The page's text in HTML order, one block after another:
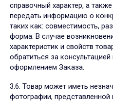
справочный характер, а
передать информацию о
таких как: совместимость,
форма. В случае
характеристик и свойств
обратиться за
оформлением Заказа.
3.6. Товар может иметь
фотографии,